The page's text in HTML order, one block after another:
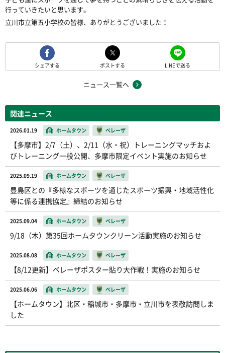
行っていきたいと思います。
立川市立第五小学校の皆様、ありがとうございました！
シェアする ポストする LINEで送る
ニュース一覧へ
関連ニュース
2026.01.19 ホームタウン ベレーザ
【多摩市】2/7（土）、2/11（水・祝）トレーニングマッチおよ
びトレーニング一般公開、多摩市限定イベント実施のお知らせ
2025.09.19 ホームタウン ベレーザ
豊島区との『多様なスポーツを通じたスポーツ振興・地域活性化
等に係る連携協定』締結のお知らせ
2025.09.04 ホームタウン ベレーザ
9/18（木）第35回ホームタウンクリーン活動実施のお知らせ
2025.08.08 ホームタウン ベレーザ
【8/12更新】ベレーザポスター貼り大作戦！実施のお知らせ
2025.06.06 ホームタウン ベレーザ
【ホームタウン】北区・稲城市・多摩市・立川市を表敬訪問しま
した